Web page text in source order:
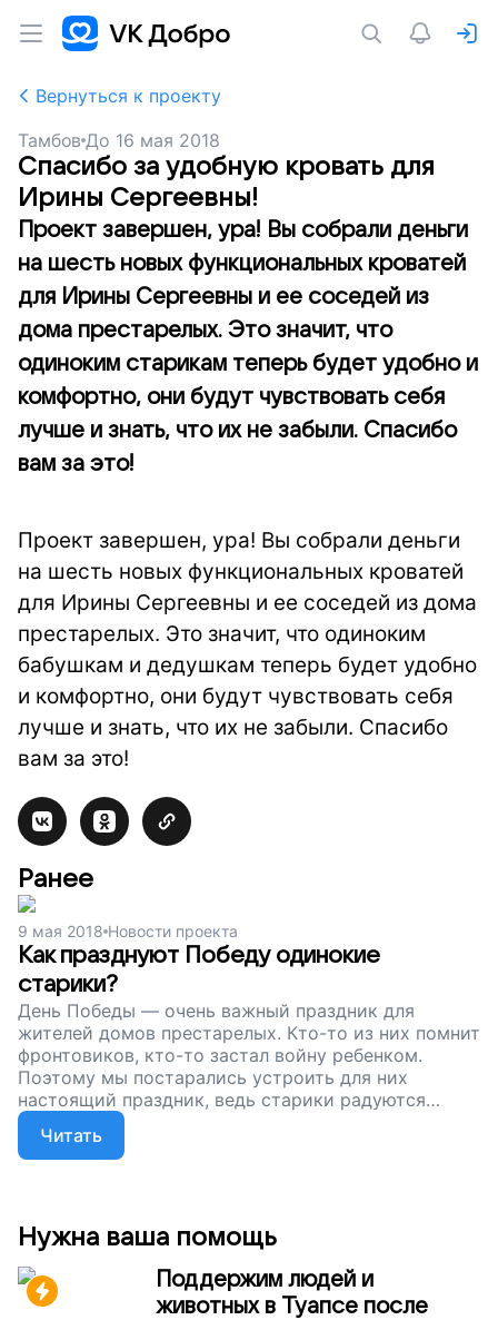
Вернуться к проекту
Тамбов До 16 мая 2018
Спасибо за удобную кровать для
Ирины Сергеевны!
Проект завершен, ура! Вы собрали деньги
на шесть новых функциональных кроватей
для Ирины Сергеевны и ее соседей из
дома престарелых. Это значит, что
одиноким старикам теперь будет удобно и
комфортно, они будут чувствовать себя
лучше и знать, что их не забыли. Спасибо
вам за это!
Проект завершен, ура! Вы собрали деньги
на шесть новых функциональных кроватей
для Ирины Сергеевны и ее соседей из дома
престарелых. Это значит, что одиноким
бабушкам и дедушкам теперь будет удобно
и комфортно, они будут чувствовать себя
лучше и знать, что их не забыли. Спасибо
вам за это!
Ранее
9 мая 2018 Новости проекта
Как празднуют Победу одинокие
старики?
День Победы — очень важный праздник для
жителей домов престарелых. Кто-то из них помнит
фронтовиков, кто-то застал войну ребенком.
Поэтому мы постарались устроить для них
настоящий праздник, ведь старики радуются
каждому посещению. И мы нужны им каждый
день, а не только в праздник. Сейчас мы собираем
деньги, чтобы сделать их жизнь чуть легче и
поддержите наш проект!
Читать
Нужна ваша помощь
Поддержим людей и
животных в Туапсе после